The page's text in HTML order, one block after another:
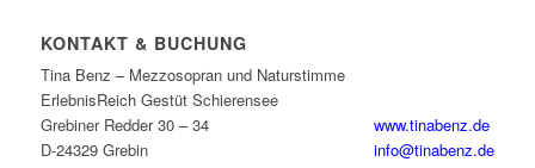
KONTAKT & BUCHUNG
Tina Benz – Mezzosopran und Naturstimme
ErlebnisReich Gestüt Schierensee
Grebiner Redder 30 – 34
D-24329 Grebin
www.tinabenz.de
info@tinabenz.de